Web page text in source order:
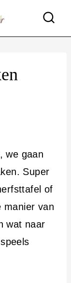
we gaan
Super
of
manier van
wat naar